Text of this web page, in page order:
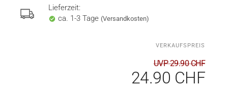
Lieferzeit:
ca. 1-3 Tage (Versandkosten)
UVP 29.90 CHF
24.90 CHF